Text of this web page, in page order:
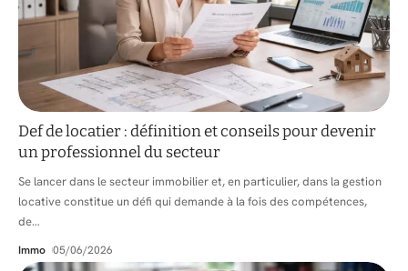
Def de locatier : définition et conseils pour devenir
un professionnel du secteur
Se lancer dans le secteur immobilier et, en particulier, dans la gestion
locative constitue un défi qui demande à la fois des compétences,
de…
Immo 05/06/2026